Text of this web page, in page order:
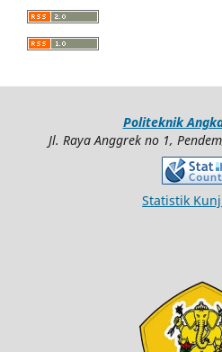
Politeknik
Jl. Raya Anggrek no 1,
Statistik